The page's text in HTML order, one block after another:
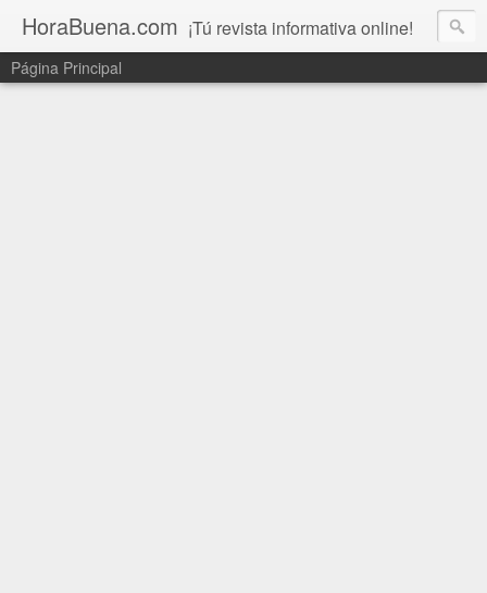
HoraBuena.com ¡Tú revista informativa online!
Página Principal